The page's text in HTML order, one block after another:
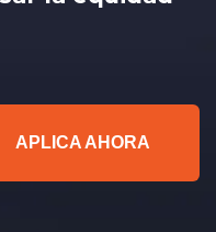
APLICA AHORA